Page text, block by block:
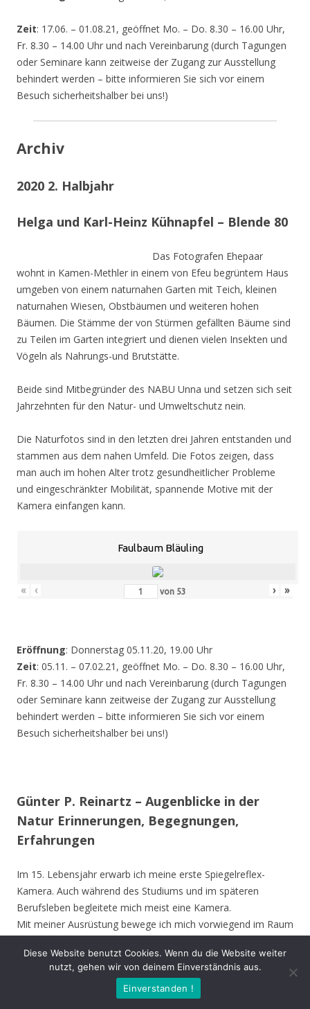
Zeit: 17.06. – 01.08.21, geöffnet Mo. – Do. 8.30 – 16.00 Uhr,
Fr. 8.30 – 14.00 Uhr und nach Vereinbarung (durch Tagungen
oder Seminare kann zeitweise der Zugang zur Ausstellung
behindert werden – bitte informieren Sie sich vor einem
Besuch sicherheitshalber bei uns!)
Archiv
2020 2. Halbjahr
Helga und Karl-Heinz Kühnapfel – Blende 80
Das Fotografen Ehepaar
wohnt in Kamen-Methler in einem von Efeu begrüntem Haus
umgeben von einem naturnahen Garten mit Teich, kleinen
naturnahen Wiesen, Obstbäumen und weiteren hohen
Bäumen. Die Stämme der von Stürmen gefällten Bäume sind
zu Teilen im Garten integriert und dienen vielen Insekten und
Vögeln als Nahrungs-und Brutstätte.
Beide sind Mitbegründer des NABU Unna und setzen sich seit
Jahrzehnten für den Natur- und Umweltschutz nein.
Die Naturfotos sind in den letzten drei Jahren entstanden und
stammen aus dem nahen Umfeld. Die Fotos zeigen, dass
man auch im hohen Alter trotz gesundheitlicher Probleme
und eingeschränkter Mobilität, spannende Motive mit der
Kamera einfangen kann.
Faulbaum Bläuling
« ‹ von 53 › »
Eröffnung: Donnerstag 05.11.20, 19.00 Uhr
Zeit: 05.11. – 07.02.21, geöffnet Mo. – Do. 8.30 – 16.00 Uhr,
Fr. 8.30 – 14.00 Uhr und nach Vereinbarung (durch Tagungen
oder Seminare kann zeitweise der Zugang zur Ausstellung
behindert werden – bitte informieren Sie sich vor einem
Besuch sicherheitshalber bei uns!)
Günter P. Reinartz – Augenblicke in der
Natur Erinnerungen, Begegnungen,
Erfahrungen
Im 15. Lebensjahr erwarb ich meine erste Spiegelreflex-
Kamera. Auch während des Studiums und im späteren
Berufsleben begleitete mich meist eine Kamera.
Mit meiner Ausrüstung bewege ich mich vorwiegend im Raum
Münster und Soest. Ich besuche aber auch andere Gebiete in
Deutschland und die Vogelinsel Texel (Niederlande). Die
Ausstellung zeigt meine Erinnerungen, Begegnungen oder
Diese Website benutzt Cookies. Wenn du die Website weiter
nutzt, gehen wir von deinem Einverständnis aus.
Einverstanden !